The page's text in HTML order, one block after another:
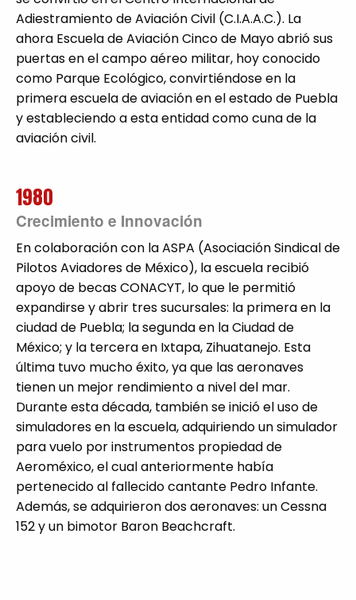
Adiestramiento de Aviación Civil (C.I.A.A.C.). La
ahora Escuela de Aviación Cinco de Mayo abrió sus
puertas en el campo aéreo militar, hoy conocido
como Parque Ecológico, convirtiéndose en la
primera escuela de aviación en el estado de Puebla
y estableciendo a esta entidad como cuna de la
aviación civil.
1980
Crecimiento e Innovación
En colaboración con la ASPA (Asociación Sindical de
Pilotos Aviadores de México), la escuela recibió
apoyo de becas CONACYT, lo que le permitió
expandirse y abrir tres sucursales: la primera en la
ciudad de Puebla; la segunda en la Ciudad de
México; y la tercera en Ixtapa, Zihuatanejo. Esta
última tuvo mucho éxito, ya que las aeronaves
tienen un mejor rendimiento a nivel del mar.
Durante esta década, también se inició el uso de
simuladores en la escuela, adquiriendo un simulador
para vuelo por instrumentos propiedad de
Aeroméxico, el cual anteriormente había
pertenecido al fallecido cantante Pedro Infante.
Además, se adquirieron dos aeronaves: un Cessna
152 y un bimotor Baron Beachcraft.